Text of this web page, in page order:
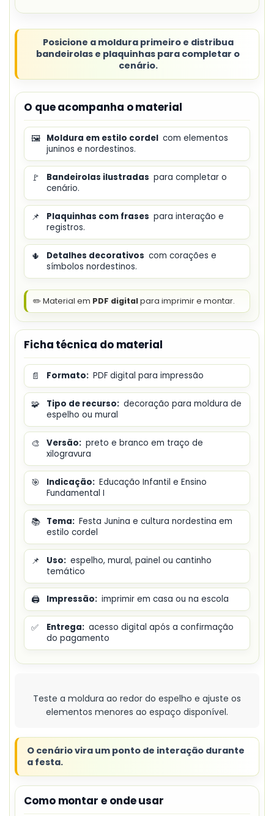
Posicione a moldura primeiro e distribua
bandeirolas e plaquinhas para completar o
cenário.
O que acompanha o material
🖼️ Moldura em estilo cordel com elementos
juninos e nordestinos.
🚩 Bandeirolas ilustradas para completar o
cenário.
📌 Plaquinhas com frases para interação e
registros.
🌵 Detalhes decorativos com corações e
símbolos nordestinos.
✏️ Material em PDF digitalpara imprimir e montar.
Ficha técnica do material
📄 Formato: PDF digital para impressão
🧩 Tipo de recurso: decoração para moldura de
espelho ou mural
🎨 Versão: preto e branco em traço de
xilogravura
🎯 Indicação: Educação Infantil e Ensino
Fundamental I
📚 Tema: Festa Junina e cultura nordestina em
estilo cordel
📌 Uso: espelho, mural, painel ou cantinho
temático
🖨️ Impressão: imprimir em casa ou na escola
✅ Entrega: acesso digital após a confirmação
do pagamento
Teste a moldura ao redor do espelho e ajuste os
elementos menores ao espaço disponível.
O cenário vira um ponto de interação durante
a festa.
Como montar e onde usar